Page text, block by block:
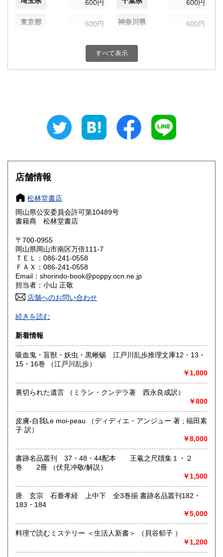
600円 600円
東京都 600円 神奈川県 600円
600円 富山県
600円 三重県
大阪府
奈良県
鳥取県 600円
岡山県
山口県 600円
香川県 600円 愛媛県
高知県 600円
佐賀県
熊本県 600円 大分県 600円
宮崎県 600円
沖縄県 600円
すべて表示
店舗情報
松林堂書店
岡山県公安委員会許可第10489号
書籍商 松林堂書店
〒700-0955
岡山県岡山市南区万倍111-7
ＴＥＬ：086-241-0558
ＦＡＸ：086-241-0558
Email：shorindo-book@poppy.ocn.ne.jp
担当者：小山 正敬
店舗へのお問い合わせ
お電話FAXでの在庫照会とご注文はお断りいたします。ご質
問等はメールではなく必ず日本の古本屋のサイトからお願い
します。(公費後払い購入合計3000円未満の商品は公費購入
をお受けできません)公費でのご注文も日本の古本屋のサイト
からご注文お願いします。
当店では本の記事・内容についてのご質問にはお答えいたし
ませんので各自でご研究ください。又本のご質問も2回程度で
沿線名：-
営業時間：店舗休業中
定休日：-
岡山県内・広島県東部地方出張します。品の内容をまたは
FAXでご連絡ください。百科辞典,文学全集、美術全集、古い
文庫は買い取りできません。
取り扱い分野
-
続きを読む
新着情報
吸血鬼・盲獣・妖虫・黒蜥蜴 江戸川乱歩推理文庫12・13・
15・16巻 （江戸川乱歩）
￥1,800
裏切られた遺言 （ミラン・クンデラ著 西永良成訳）
￥800
皮膚-自我Le moi-peau （ディディエ・アンジュー 著 ; 福田素
子 訳）
￥8,000
書跡名品叢刊 37・48・44配本 王羲之尺牘集１・２
巻 2冊 （伏見冲敬/解説）
￥1,500
唐 玄宗 石臺孝経 上中下 全3巻揃 書跡名品叢刊182・
183・184
￥5,000
料理で読むミステリー ＜生活人新書＞ （貝谷郁子 ）
￥1,200